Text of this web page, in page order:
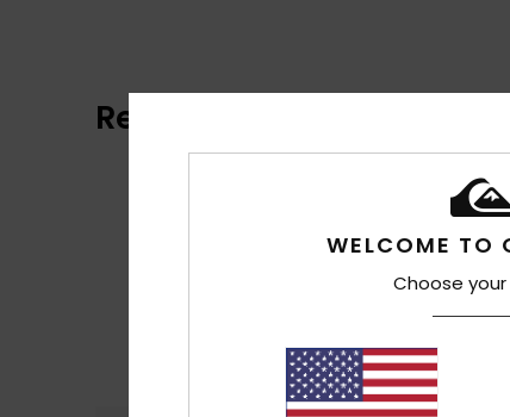
Reseñas de los clientes
WELCOME TO
Choose